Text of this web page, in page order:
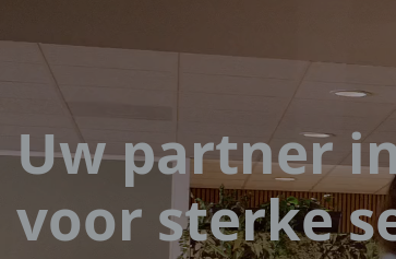
Uw partner
voor sterke